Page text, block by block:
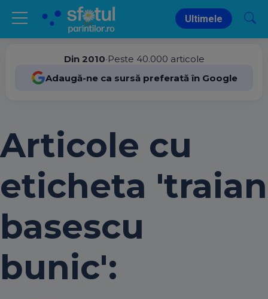
Ultimele
Din 2010•Peste 40.000 articole
Adaugă-ne ca sursă preferată în Google
Articole cu
eticheta 'traian
basescu
bunic':